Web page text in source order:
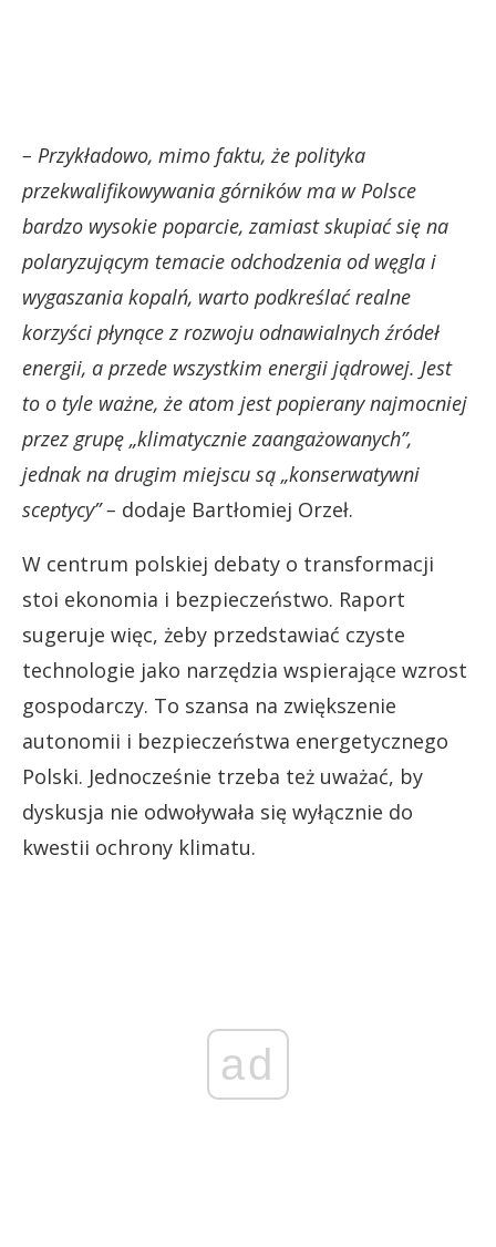
– Przykładowo, mimo faktu, że polityka
przekwalifikowywania górników ma w Polsce
bardzo wysokie poparcie, zamiast skupiać się na
polaryzującym temacie odchodzenia od węgla i
wygaszania kopalń, warto podkreślać realne
korzyści płynące z rozwoju odnawialnych źródeł
energii, a przede wszystkim energii jądrowej. Jest
to o tyle ważne, że atom jest popierany najmocniej
przez grupę „klimatycznie zaangażowanych”,
jednak na drugim miejscu są „konserwatywni
sceptycy” – dodaje Bartłomiej Orzeł.
W centrum polskiej debaty o transformacji
stoi ekonomia i bezpieczeństwo. Raport
sugeruje więc, żeby przedstawiać czyste
technologie jako narzędzia wspierające wzrost
gospodarczy. To szansa na zwiększenie
autonomii i bezpieczeństwa energetycznego
Polski. Jednocześnie trzeba też uważać, by
dyskusja nie odwoływała się wyłącznie do
kwestii ochrony klimatu.
ad